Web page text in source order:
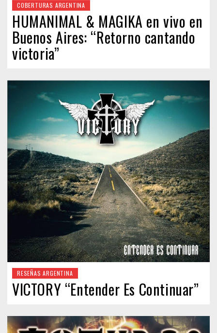
COBERTURAS ARGENTINA
HUMANIMAL & MAGIKA en vivo en
Buenos Aires: “Retorno cantando
victoria”
RESEÑAS ARGENTINA
VICTORY “Entender Es Continuar”